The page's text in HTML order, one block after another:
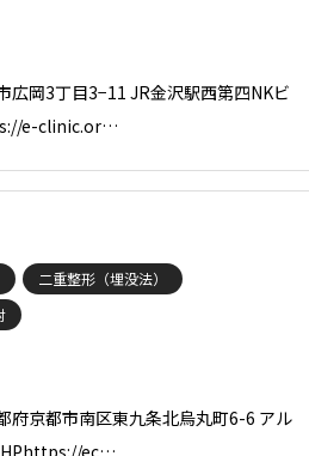
広岡3丁目3−11 JR金沢駅西第四NKビ
e-clinic.or…
二重整形（埋没法）
府京都市南区東九条北烏丸町6-6 アル
HPhttps://ec…